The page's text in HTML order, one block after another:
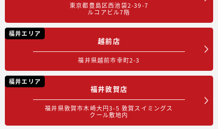
東京都豊島区西池袋2-39-7
ルコアビル7階
福井エリア
越前店
福井県越前市幸町2-3
福井エリア
福井敦賀店
福井県敦賀市木崎大円3-5 敦賀スイミングス
クール敷地内